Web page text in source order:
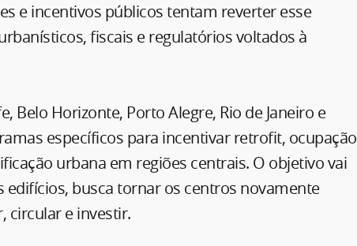
e incentivos públicos tentam reverter esse
fiscais e regulatórios voltados à
Belo Horizonte, Porto Alegre, Rio de Janeiro e
específicos para incentivar retrofit, ocupação
urbana em regiões centrais. O objetivo vai
edifícios, busca tornar os centros novamente
circular e investir.